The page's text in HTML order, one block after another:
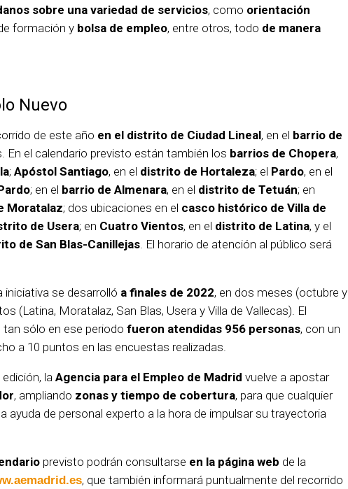
sobre una variedad de servicios, como orientación
formación y bolsa de empleo, entre otros, todo de manera
Nuevo
de este año en el distrito de Ciudad Lineal, en el barrio de
En el calendario previsto están también los barrios de Chopera,
; Apóstol Santiago, en el distrito de Hortaleza; el Pardo, en el
; en el barrio de Almenara, en el distrito de Tetuán; en
Moratalaz; dos ubicaciones en el casco histórico de Villa de
de Usera; en Cuatro Vientos, en el distrito de Latina, y el
de San Blas-Canillejas. El horario de atención al público será
iniciativa se desarrolló a finales de 2022, en dos meses (octubre y
(Latina, Moratalaz, San Blas, Usera y Villa de Vallecas). El
sólo en ese periodo fueron atendidas 956 personas, con un
a 10 puntos en las encuestas realizadas.
la Agencia para el Empleo de Madrid vuelve a apostar
, ampliando zonas y tiempo de cobertura, para que cualquier
ayuda de personal experto a la hora de impulsar su trayectoria
previsto podrán consultarse en la página web de la
, que también informará puntualmente del recorrido